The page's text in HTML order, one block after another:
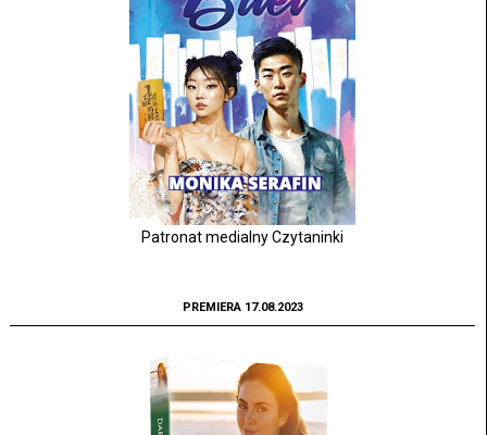
Patronat medialny Czytaninki
PREMIERA 17.08.2023